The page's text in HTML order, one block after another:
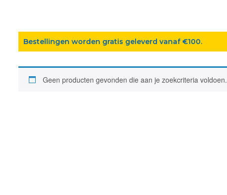
Bestellingen worden gratis geleverd vanaf €100.
Geen producten gevonden die aan je zoekcriteria voldoen.